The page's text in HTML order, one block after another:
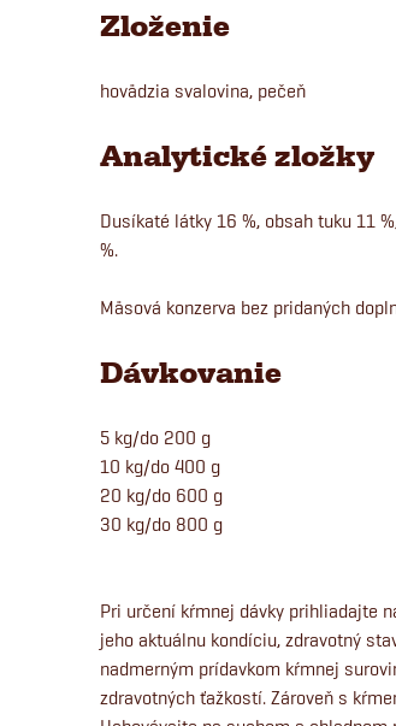
Zloženie
hovädzia svalovina, pečeň
Analytické zložky
Dusíkaté látky 16 %, obsah tuku 11
%.
Mäsová konzerva bez pridaných
Dávkovanie
5 kg/do 200 g
10 kg/do 400 g
20 kg/do 600 g
30 kg/do 800 g
Pri určení kŕmnej dávky prihliadajte
jeho aktuálnu kondíciu, zdravotný
nadmerným prídavkom kŕmnej
zdravotných ťažkostí. Zároveň s